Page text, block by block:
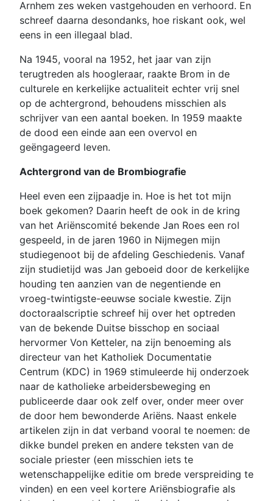
Arnhem zes weken vastgehouden en verhoord. En
schreef daarna desondanks, hoe riskant ook, wel
eens in een illegaal blad.
Na 1945, vooral na 1952, het jaar van zijn
terugtreden als hoogleraar, raakte Brom in de
culturele en kerkelijke actualiteit echter vrij snel
op de achtergrond, behoudens misschien als
schrijver van een aantal boeken. In 1959 maakte
de dood een einde aan een overvol en
geëngageerd leven.
Achtergrond van de Brombiografie
Heel even een zijpaadje in. Hoe is het tot mijn
boek gekomen? Daarin heeft de ook in de kring
van het Ariënscomité bekende Jan Roes een rol
gespeeld, in de jaren 1960 in Nijmegen mijn
studiegenoot bij de afdeling Geschiedenis. Vanaf
zijn studietijd was Jan geboeid door de kerkelijke
houding ten aanzien van de negentiende en
vroeg-twintigste-eeuwse sociale kwestie. Zijn
doctoraalscriptie schreef hij over het optreden
van de bekende Duitse bisschop en sociaal
hervormer Von Ketteler, na zijn benoeming als
directeur van het Katholiek Documentatie
Centrum (KDC) in 1969 stimuleerde hij onderzoek
naar de katholieke arbeidersbeweging en
publiceerde daar ook zelf over, onder meer over
de door hem bewonderde Ariëns. Naast enkele
artikelen zijn in dat verband vooral te noemen: de
dikke bundel preken en andere teksten van de
sociale priester (een misschien iets te
wetenschappelijke editie om brede verspreiding te
vinden) en een veel kortere Ariënsbiografie als